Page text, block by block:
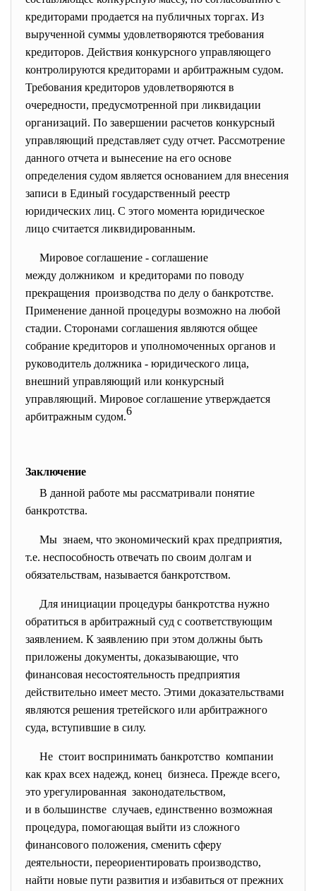
кредиторами продается на публичных торгах. Из
вырученной суммы удовлетворяются требования
кредиторов. Действия конкурсного управляющего
контролируются кредиторами и арбитражным судом.
Требования кредиторов удовлетворяются в
очередности, предусмотренной при ликвидации
организаций. По завершении расчетов конкурсный
управляющий представляет суду отчет. Рассмотрение
данного отчета и вынесение на его основе
определения судом является основанием для внесения
записи в Единый государственный реестр
юридических лиц. С этого момента юридическое
лицо считается ликвидированным.
Мировое соглашение - соглашение
между должником и кредиторами по поводу
прекращения производства по делу о банкротстве.
Применение данной процедуры возможно на любой
стадии. Сторонами соглашения являются общее
собрание кредиторов и уполномоченных органов и
руководитель должника - юридического лица,
внешний управляющий или конкурсный
управляющий. Мировое соглашение утверждается
арбитражным судом.6
Заключение
В данной работе мы рассматривали понятие
банкротства.
Мы знаем, что экономический крах предприятия,
т.е. неспособность отвечать по своим долгам и
обязательствам, называется банкротством.
Для инициации процедуры банкротства нужно
обратиться в арбитражный суд с соответствующим
заявлением. К заявлению при этом должны быть
приложены документы, доказывающие, что
финансовая несостоятельность предприятия
действительно имеет место. Этими доказательствами
являются решения третейского или арбитражного
суда, вступившие в силу.
Не стоит воспринимать банкротство компании
как крах всех надежд, конец бизнеса. Прежде всего,
это урегулированная законодательством,
и в большинстве случаев, единственно возможная
процедура, помогающая выйти из сложного
финансового положения, сменить сферу
деятельности, переориентировать производство,
найти новые пути развития и избавиться от прежних